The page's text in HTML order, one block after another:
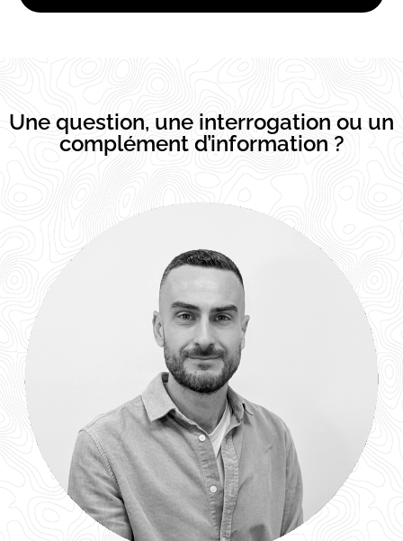
Une question, une interrogation ou un
complément d’information ?